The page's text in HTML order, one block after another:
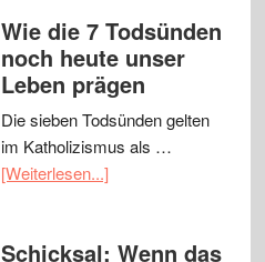
Wie die 7 Todsünden
noch heute unser
Leben prägen
Die sieben Todsünden gelten
im Katholizismus als …
[Weiterlesen...]
Schicksal: Wenn das